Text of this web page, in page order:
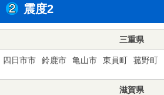
震度2
三重県
四日市市 鈴鹿市 亀山市 東員町 菰野町
滋賀県